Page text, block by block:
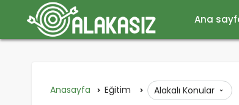
Ana
Anasayfa Eğitim Alakalı Konular